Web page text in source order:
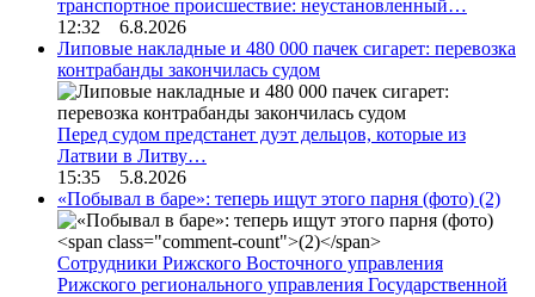
транспортное происшествие: неустановленный…
12:32 6.8.2026
Липовые накладные и 480 000 пачек сигарет: перевозка
контрабанды закончилась судом
Перед судом предстанет дуэт дельцов, которые из
Латвии в Литву…
15:35 5.8.2026
«Побывал в баре»: теперь ищут этого парня (фото) (2)
Сотрудники Рижского Восточного управления
Рижского регионального управления Государственной